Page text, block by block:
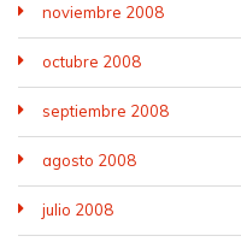
noviembre 2008
octubre 2008
septiembre 2008
agosto 2008
julio 2008